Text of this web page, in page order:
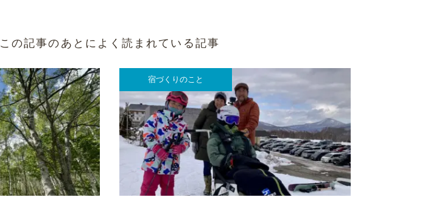
この記事のあとによく読まれている記事
宿づくりのこと